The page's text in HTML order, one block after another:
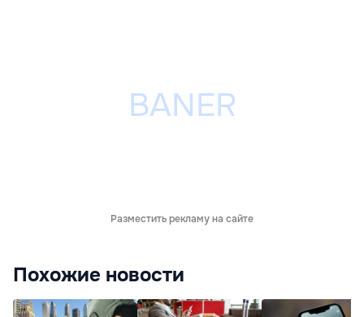
Разместить рекламу на сайте
Похожие новости